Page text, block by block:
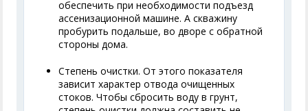
обеспечить при необходимости подъезд
ассенизационной машине. А скважину
пробурить подальше, во дворе с обратной
стороны дома.
Степень очистки. От этого показателя
зависит характер отвода очищенных
стоков. Чтобы сбросить воду в грунт,